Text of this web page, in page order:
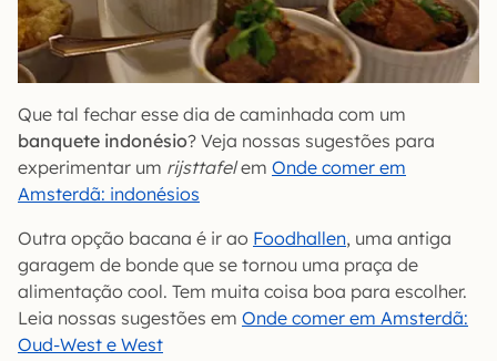
Que tal fechar esse dia de caminhada com um
banquete indonésio? Veja nossas sugestões para
experimentar um rijsttafelem Onde comer em
Amsterdã: indonésios
Outra opção bacana é ir ao Foodhallen, uma antiga
garagem de bonde que se tornou uma praça de
alimentação cool. Tem muita coisa boa para escolher.
Leia nossas sugestões em Onde comer em Amsterdã:
Oud-West e West